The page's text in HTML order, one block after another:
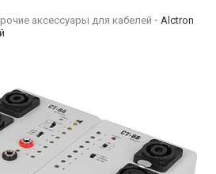
аксессуары для кабелей
Alctron